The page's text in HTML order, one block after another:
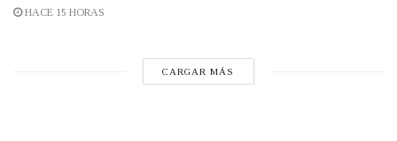
HACE 15 HORAS
CARGAR MÁS